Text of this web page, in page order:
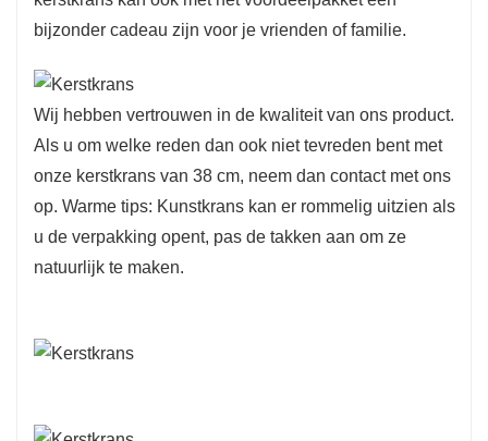
bijzonder cadeau zijn voor je vrienden of familie.
Wij hebben vertrouwen in de kwaliteit van ons product.
Als u om welke reden dan ook niet tevreden bent met
onze kerstkrans van 38 cm, neem dan contact met ons
op. Warme tips: Kunstkrans kan er rommelig uitzien als
u de verpakking opent, pas de takken aan om ze
natuurlijk te maken.